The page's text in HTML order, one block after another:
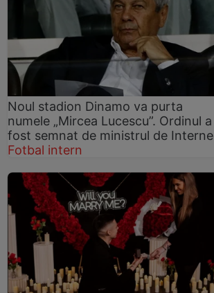
Noul stadion Dinamo va purta
numele „Mircea Lucescu”. Ordinul a
fost semnat de ministrul de Interne
Fotbal intern